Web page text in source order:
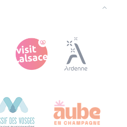
Grand Est
operativa)